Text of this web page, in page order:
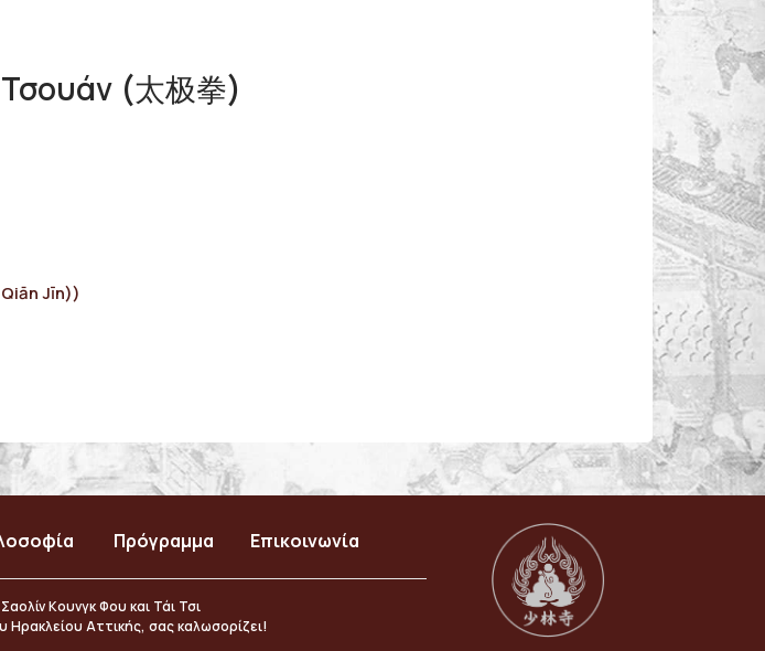
(太极拳)
Jīn))
Πρόγραμμα Επικοινωνία
Κουνγκ Φου και Τάι Τσι
Αττικής, σας καλωσορίζει!